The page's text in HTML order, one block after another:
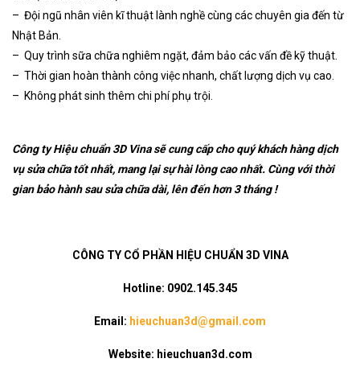
– Đội ngũ nhân viên kĩ thuật lành nghề cùng các chuyên gia đến từ
Nhật Bản.
– Quy trình sữa chữa nghiêm ngặt, đảm bảo các vấn đề kỹ thuật.
– Thời gian hoàn thành công việc nhanh, chất lượng dịch vụ cao.
– Không phát sinh thêm chi phí phụ trội.
Công ty Hiệu chuẩn 3D Vina sẽ cung cấp cho quý khách hàng dịch
vụ sửa chữa tốt nhất, mang lại sự hài lòng cao nhất. Cùng với thời
gian bảo hành sau sửa chữa dài, lên đến hơn 3 tháng !
CÔNG TY CỔ PHẦN HIỆU CHUẨN 3D VINA
Hotline: 0902.145.345
Email: hieuchuan3d@gmail.com
Website: hieuchuan3d.com